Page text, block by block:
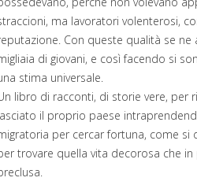
ma lavoratori volenterosi,
Con queste qualità se ne
di giovani, e così facendo si
stima universale.
libro di racconti, di storie vere, per
il proprio paese
per cercar fortuna, come si
trovare quella vita decorosa che in